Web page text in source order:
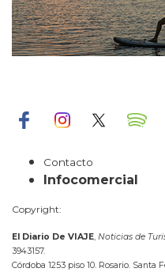
Contacto
Infocomercial
Copyright:
El Diario De VIAJE, Noticias de
3943157.
Córdoba 1253 piso 10. Rosario. Santa